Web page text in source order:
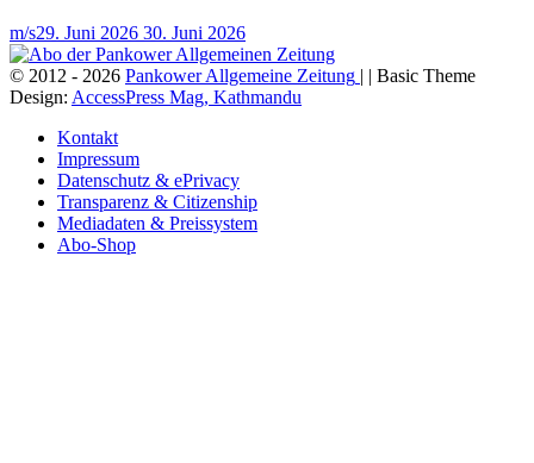
m/s29. Juni 2026 30. Juni 2026
© 2012 - 2026 Pankower Allgemeine Zeitung | | Basic Theme
Design: AccessPress Mag, Kathmandu
Kontakt
Impressum
Datenschutz & ePrivacy
Transparenz & Citizenship
Mediadaten & Preissystem
Abo-Shop